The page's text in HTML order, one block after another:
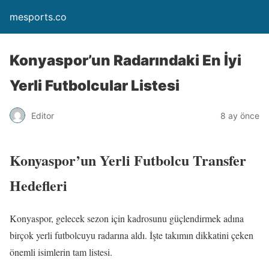
mesports.co
Konyaspor’un Radarındaki En İyi
Yerli Futbolcular Listesi
Editor 8 ay önce
Konyaspor’un Yerli Futbolcu Transfer
Hedefleri
Konyaspor, gelecek sezon için kadrosunu güçlendirmek adına
birçok yerli futbolcuyu radarına aldı. İşte takımın dikkatini çeken
önemli isimlerin tam listesi.